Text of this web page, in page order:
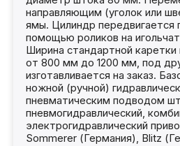
направляющим (уголок или
ямы. Цилиндр передвигается
помощью роликов на
Ширина стандартной
от 800 мм до 1200 мм, под
изготавливается на заказ.
ножной (ручной)
пневматическим подводом
пневмогидравлический,
электрогидравлический
Sommerer (Германия), Blitz